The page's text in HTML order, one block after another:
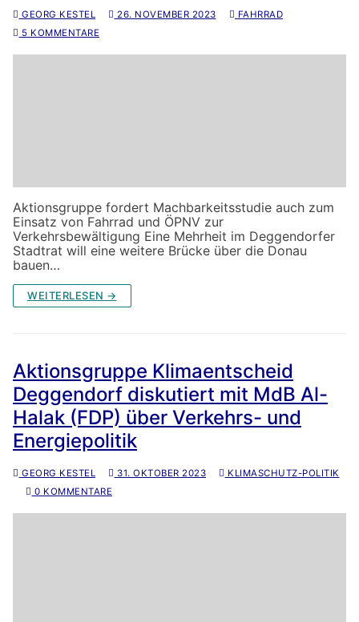
GEORG KESTEL 26. NOVEMBER 2023
FAHRRAD
5 KOMMENTARE
Aktionsgruppe fordert Machbarkeitsstudie auch zum
Einsatz von Fahrrad und ÖPNV zur
Verkehrsbewältigung Eine Mehrheit im Deggendorfer
Stadtrat will eine weitere Brücke über die Donau
bauen…
WEITERLESEN →
Aktionsgruppe Klimaentscheid
Deggendorf diskutiert mit MdB Al-
Halak (FDP) über Verkehrs- und
Energiepolitik
GEORG KESTEL 31. OKTOBER 2023
KLIMASCHUTZ-POLITIK
0 KOMMENTARE